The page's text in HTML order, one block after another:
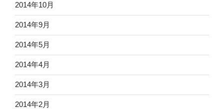
2014年10月
2014年9月
2014年5月
2014年4月
2014年3月
2014年2月